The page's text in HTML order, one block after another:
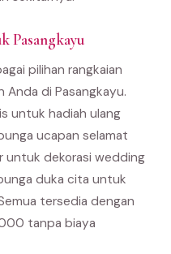
Pasangkayu
pilihan rangkaian
di Pasangkayu.
untuk hadiah ulang
ucapan selamat
untuk dekorasi wedding
duka cita untuk
tersedia dengan
tanpa biaya